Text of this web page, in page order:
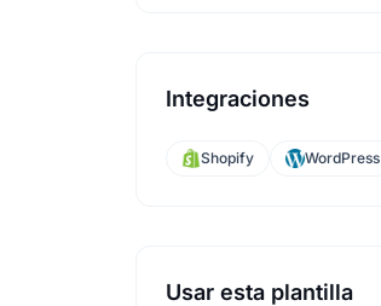
Integraciones
Shopify WordPress
Usar esta plantilla